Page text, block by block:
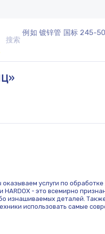
例如 镀锌管 国标 245-
оказываем услуги по
- это всемирно
изнашиваемых деталей.
использовать самые